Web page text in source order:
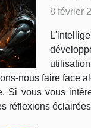
8 février
nous faire face
Si vous vous
réflexions